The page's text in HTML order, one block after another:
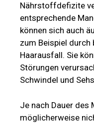
Nährstoffdefizite
entsprechende
können sich auch
zum Beispiel durch
Haarausfall. Sie
Störungen
Schwindel und
Je nach Dauer des
möglicherweise